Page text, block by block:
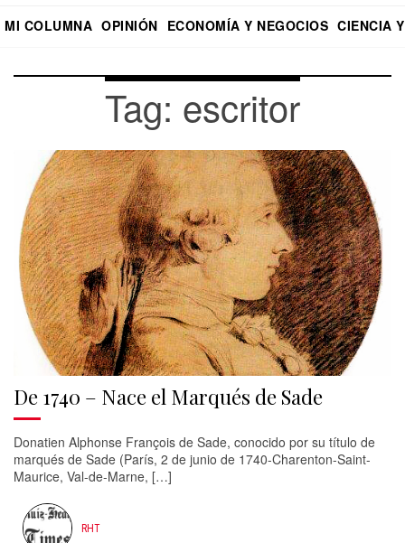
MI COLUMNA OPINIÓN ECONOMÍA Y NEGOCIOS CIENCIA
Tag: escritor
De 1740 – Nace el Marqués de Sade
Donatien Alphonse François de Sade, conocido por su título de
marqués de Sade (París, 2 de junio de 1740-Charenton-Saint-
Maurice, Val-de-Marne, […]
RHT